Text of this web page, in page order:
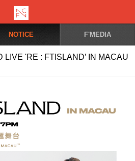
NOTICE F'MEDIA
LIVE 'RE : FTISLAND’ IN MACAU